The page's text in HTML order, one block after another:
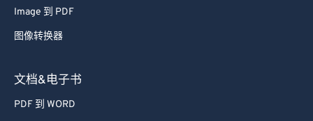
Image 到 PDF
图像转换器
文档&电子书
PDF 到 WORD